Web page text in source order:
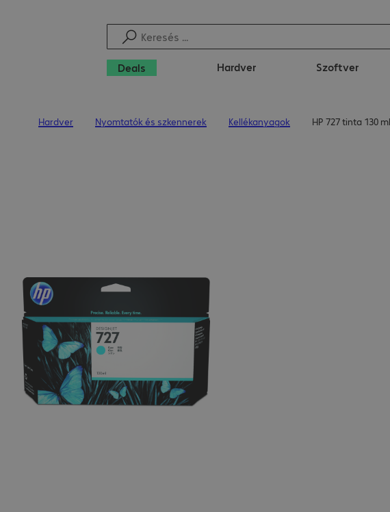
Deals Hardver Szoftver
Hardver Nyomtatók és szkennerek Kellékanyagok HP 727 tinta 130